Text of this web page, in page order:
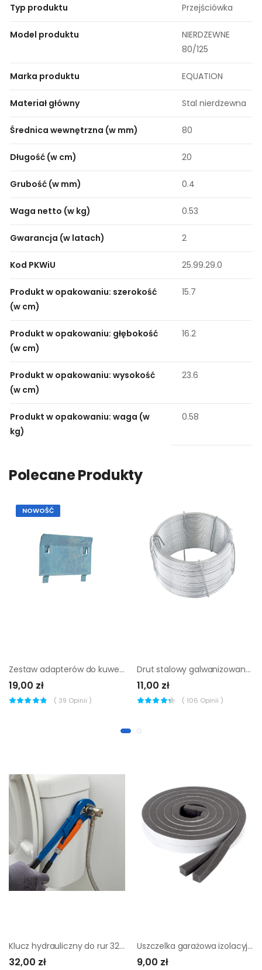
Typ produktu Przejściówka
Model produktu
NIERDZEWNE
80/125
Marka produktu EQUATION
Materiał główny Stal nierdzewna
Średnica wewnętrzna (w mm) 80
Długość (w cm) 20
Grubość (w mm) 0.4
Waga netto (w kg) 0.53
Gwarancja (w latach) 2
Kod PKWiU 25.99.29.0
Produkt w opakowaniu: szerokość
(w cm)
15.7
Produkt w opakowaniu: głębokość
(w cm)
16.2
Produkt w opakowaniu: wysokość
(w cm)
23.6
Produkt w opakowaniu: waga (w
kg)
0.58
Polecane Produkty
NOWOŚĆ
Zestaw adapterów do kuwet 6 szt.
19,00 zł
( 39 Opinii )
Drut stalowy galwanizowany 0.7 mm x 75 m Standers
11,00 zł
( 106 Opinii )
Klucz hydrauliczny do rur 320mm DEXTER
32,00 zł
Uszczelka garażowa izolacyjna samoprzylepna 3-17 mm / 6 m szara AXTON
9,00 zł